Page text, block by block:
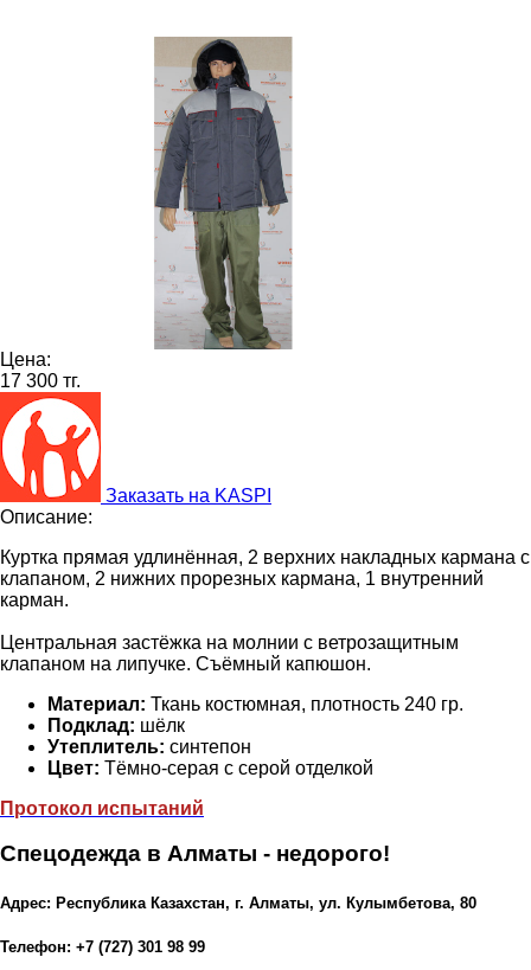
Цена:
17 300 тг.
Заказать на KASPI
Описание:
Куртка прямая удлинённая, 2 верхних накладных кармана с
клапаном, 2 нижних прорезных кармана, 1 внутренний
карман.
Центральная застёжка на молнии с ветрозащитным
клапаном на липучке. Съёмный капюшон.
Материал: Ткань костюмная, плотность 240 гр.
Подклад: шёлк
Утеплитель: синтепон
Цвет: Тёмно-серая с серой отделкой
Протокол испытаний
Спецодежда в Алматы - недорого!
Адрес: Республика Казахстан, г. Алматы, ул. Кулымбетова, 80
Телефон: +7 (727) 301 98 99